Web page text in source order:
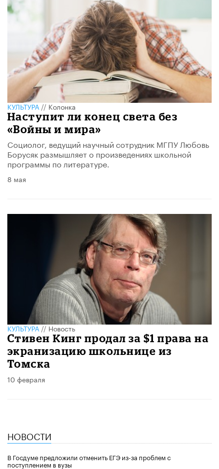
КУЛЬТУРА//Колонка
Наступит ли конец света без
«Войны и мира»
Социолог, ведущий научный сотрудник МГПУ Любовь
Борусяк размышляет о произведениях школьной
программы по литературе.
8 мая
КУЛЬТУРА//Новость
Стивен Кинг продал за $1 права на
экранизацию школьнице из
Томска
10 февраля
НОВОСТИ
В Госдуме предложили отменить ЕГЭ из-за проблем с
поступлением в вузы